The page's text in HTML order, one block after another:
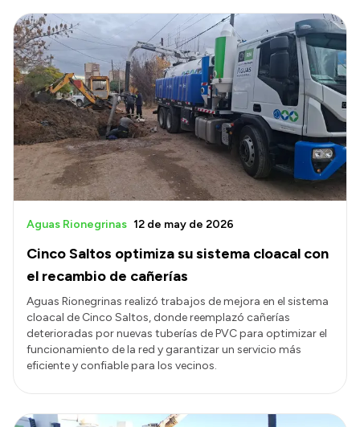
Cinco Saltos optimiza su sistema cloacal con
el recambio de cañerías
Aguas Rionegrinas 12 de may de 2026
Aguas Rionegrinas realizó trabajos de mejora en el sistema
cloacal de Cinco Saltos, donde reemplazó cañerías
deterioradas por nuevas tuberías de PVC para optimizar el
funcionamiento de la red y garantizar un servicio más
eficiente y confiable para los vecinos.